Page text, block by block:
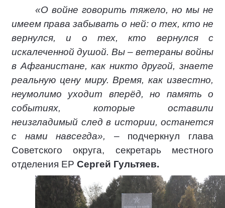
«О войне говорить тяжело, но мы не
имеем права забывать о ней: о тех, кто не
вернулся, и о тех, кто вернулся с
искалеченной душой. Вы – ветераны войны
в Афганистане, как никто другой, знаете
реальную цену миру. Время, как известно,
неумолимо уходит вперёд, но память о
событиях, которые оставили
неизгладимый след в истории, останется
с нами навсегда»,
– подчеркнул глава
Советского округа, секретарь местного
отделения ЕР Сергей Гультяев.